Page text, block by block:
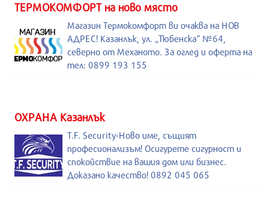
ТЕРМОКОМФОРТ на ново място
Магазин Термокомфорт ви очаква на НОВ
АДРЕС! Казанлък, ул. „Тюбенска“ №64,
северно от Механото. За оглед и оферта на
тел: 0899 193 155
ОХРАНА Казанлък
T.F. Security-Ново име, същият
професионализъм! Осигурете сигурност и
спокойствие на вашия дом или бизнес.
Доказано качество! 0892 045 065